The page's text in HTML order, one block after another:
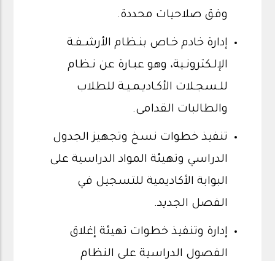
وفق صلاحيات محددة.
إدارة خادم خـاص بنـظام الأرشـفـة
الإلـكترونـية، وهو عبـارة عن نـظام
للـسجـلات الأكـاديـمـيـة للطلاب
والطالبات القدامى.
تنفيذ خطوات نسخ وتجهيز الجدول
الدراسي وتهيئة المواد الدراسية على
البوابة الأكاديمية للتسجيل في
الفصل الجديد.
إدارة وتنفيذ خطوات تهيئة إغلاق
الفصول الدراسية على النظام